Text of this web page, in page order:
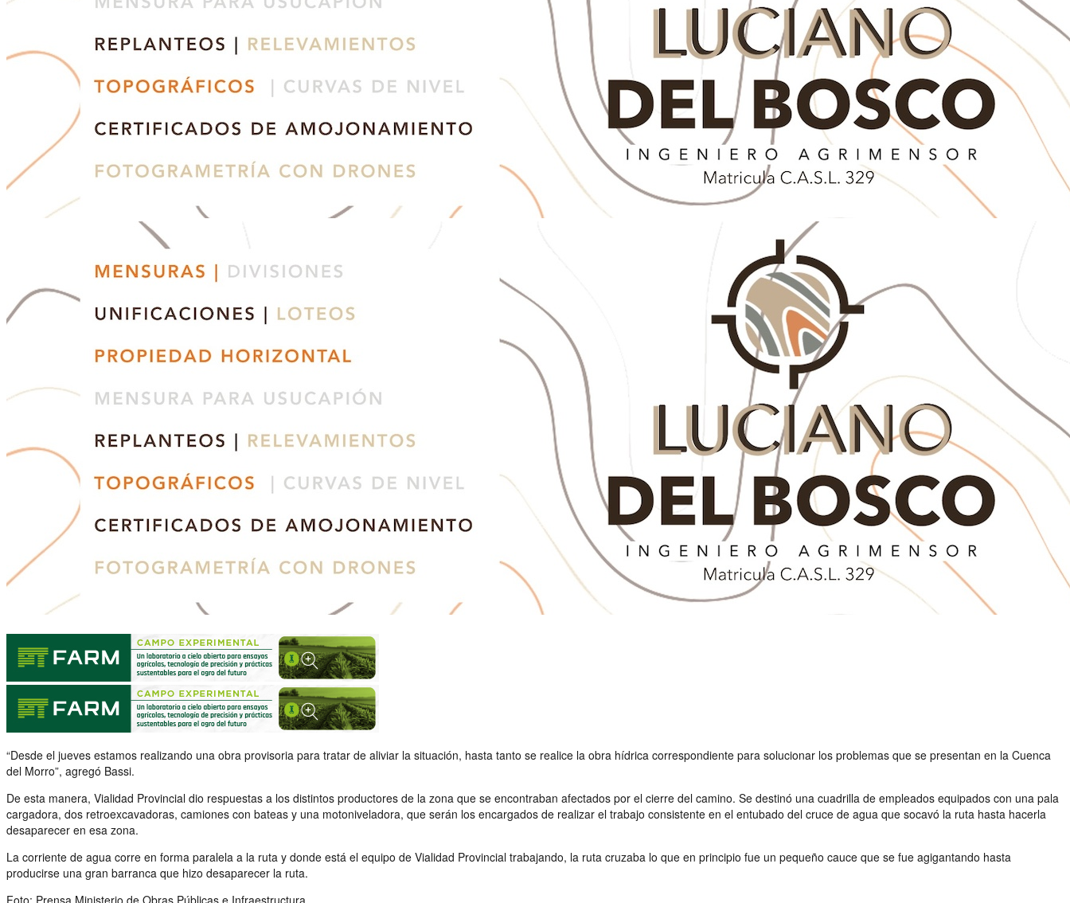
“Desde el jueves estamos realizando una obra provisoria para tratar de aliviar la situación, hasta tanto se realice la obra hídrica correspondiente para solucionar los problemas que se presentan en la Cuenca
del Morro”, agregó Bassi.
De esta manera, Vialidad Provincial dio respuestas a los distintos productores de la zona que se encontraban afectados por el cierre del camino. Se destinó una cuadrilla de empleados equipados con una pala
cargadora, dos retroexcavadoras, camiones con bateas y una motoniveladora, que serán los encargados de realizar el trabajo consistente en el entubado del cruce de agua que socavó la ruta hasta hacerla
desaparecer en esa zona.
La corriente de agua corre en forma paralela a la ruta y donde está el equipo de Vialidad Provincial trabajando, la ruta cruzaba lo que en principio fue un pequeño cauce que se fue agigantando hasta
producirse una gran barranca que hizo desaparecer la ruta.
Foto: Prensa Ministerio de Obras Públicas e Infraestructura.